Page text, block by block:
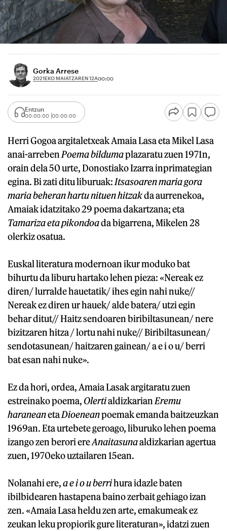
Gorka Arrese
2021EKO MAIATZAREN 12A00:00
Entzun
00:00:00 00:00:00
Herri Gogoa argitaletxeak Amaia Lasa eta Mikel Lasa
anai-arreben Poema bildumaplazaratu zuen 1971n,
orain dela 50 urte, Donostiako Izarra inprimategian
egina. Bi zati ditu liburuak: Itsasoaren maria gora
maria beheran hartu nituen hitzakda aurrenekoa,
Amaiak idatzitako 29 poema dakartzana; eta
Tamariza eta pikondoada bigarrena, Mikelen 28
olerkiz osatua.
Euskal literatura modernoan ikur moduko bat
bihurtu da liburu hartako lehen pieza: «Nereak ez
diren/ lurralde hauetatik/ ihes egin nahi nuke//
Nereak ez diren ur hauek/ alde batera/ utzi egin
behar ditut// Haitz sendoaren biribiltasunean/ nere
bizitzaren hitza / lortu nahi nuke// Biribiltasunean/
sendotasunean/ haitzaren gainean/ a e i o u/ berri
bat esan nahi nuke».
Ez da hori, ordea, Amaia Lasak argitaratu zuen
estreinako poema, Olertialdizkarian Eremu
haraneanetaDioeneanpoemak emanda baitzeuzkan
1969an. Eta urtebete geroago, liburuko lehen poema
izango zen berori ereAnaitasunaaldizkarian agertua
zuen, 1970eko uztailaren 15ean.
Nolanahi ere,a e i o u berrihura idazle baten
ibilbidearen hastapena baino zerbait gehiago izan
zen. «Amaia Lasa heldu zen arte, emakumeak ez
zeukan leku propiorik gure literaturan», idatzi zuen